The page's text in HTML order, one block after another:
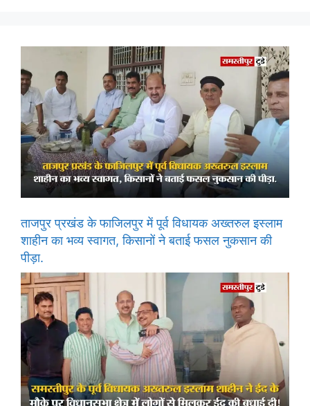
ताजपुर प्रखंड के फाजिलपुर में पूर्व विधायक अख्तरुल इस्लाम
शाहीन का भव्य स्वागत, किसानों ने बताई फसल नुकसान की
पीड़ा.